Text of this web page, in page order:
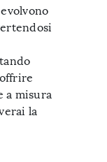
a misura
la